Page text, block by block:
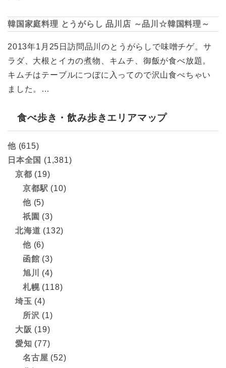
韓国家庭料理 とうがらし 品川店 ～品川☆韓国料理～
2013年1月25日訪問品川のとうがらしで味噌チゲ。サ
ラダ、大根とイカの煮物、キムチ、御飯が食べ放題。
キムチはテーブルにつぼに入ってので沢山食べちゃい
ました。…
食べ歩き・飲み歩きエリアマップ
他(615)
日本全国 (1,381)
京都 (19)
京都駅 (10)
他(5)
祇園 (3)
北海道 (132)
他(6)
函館 (3)
旭川
(4)
札幌(118)
埼玉 (4)
所沢 (1)
大阪 (19)
愛知 (77)
名古屋 (52)